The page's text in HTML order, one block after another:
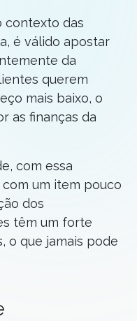
contexto das
é válido apostar
da
querem
mais baixo, o
as finanças da
com essa
um item pouco
dos
têm um forte
o que jamais pode